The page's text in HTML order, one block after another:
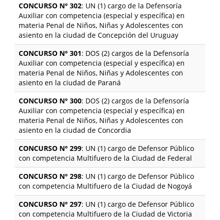
CONCURSO N° 302: UN (1) cargo de la Defensoría
Auxiliar con competencia (especial y específica) en
materia Penal de Niños, Niñas y Adolescentes con
asiento en la ciudad de Concepción del Uruguay
CONCURSO N° 301: DOS (2) cargos de la Defensoría
Auxiliar con competencia (especial y específica) en
materia Penal de Niños, Niñas y Adolescentes con
asiento en la ciudad de Paraná
CONCURSO N° 300: DOS (2) cargos de la Defensoría
Auxiliar con competencia (especial y específica) en
materia Penal de Niños, Niñas y Adolescentes con
asiento en la ciudad de Concordia
CONCURSO N° 299: UN (1) cargo de Defensor Público
con competencia Multifuero de la Ciudad de Federal
CONCURSO N° 298: UN (1) cargo de Defensor Público
con competencia Multifuero de la Ciudad de Nogoyá
CONCURSO N° 297: UN (1) cargo de Defensor Público
con competencia Multifuero de la Ciudad de Victoria